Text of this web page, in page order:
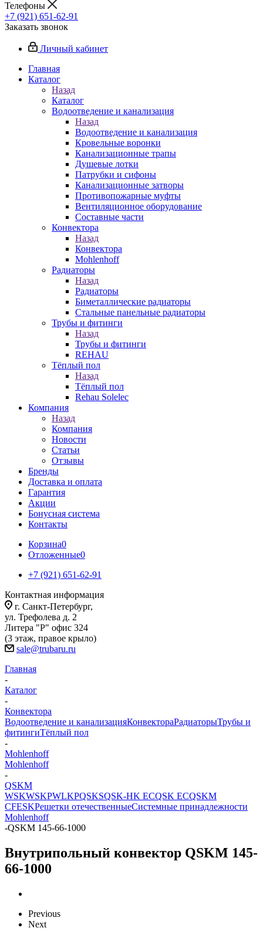
Телефоны
+7 (921) 651-62-91
Заказать звонок
Личный кабинет
Главная
Каталог
Назад
Каталог
Водоотведение и канализация
Назад
Водоотведение и канализация
Кровельные воронки
Канализационные трапы
Душевые лотки
Патрубки и сифоны
Канализационные затворы
Противопожарные муфты
Вентиляционное оборудование
Составные части
Конвектора
Назад
Конвектора
Mohlenhoff
Радиаторы
Назад
Радиаторы
Биметаллические радиаторы
Стальные панельные радиаторы
Трубы и фитинги
Назад
Трубы и фитинги
REHAU
Тёплый пол
Назад
Тёплый пол
Rehau Solelec
Компания
Назад
Компания
Новости
Статьи
Отзывы
Бренды
Доставка и оплата
Гарантия
Акции
Бонусная система
Контакты
Корзина0
Отложенные0
+7 (921) 651-62-91
Контактная информация
г. Санкт-Петербург,
ул. Трефолева д. 2
Литера "Р" офис 324
(3 этаж, правое крыло)
sale@trubaru.ru
Главная
-
Каталог
-
Конвектора
Водоотведение и канализацияКонвектораРадиаторыТрубы и
фитингиТёплый пол
-
Mohlenhoff
Mohlenhoff
-
QSKM
WSKWSKPWLKPQSKSQSK-HK ECQSK ECQSKM
CFESKРешетки отечественныеСистемные принадлежности
Mohlenhoff
-QSKM 145-66-1000
Внутрипольный конвектор QSKM 145-
66-1000
Previous
Next